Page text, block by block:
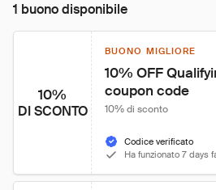
1 buono disponibile
10%
DI SCONTO
BUONO MIGLIORE
10% OFF
coupon code
10% di sconto
Codice verificato
Ha funzionato 7 days